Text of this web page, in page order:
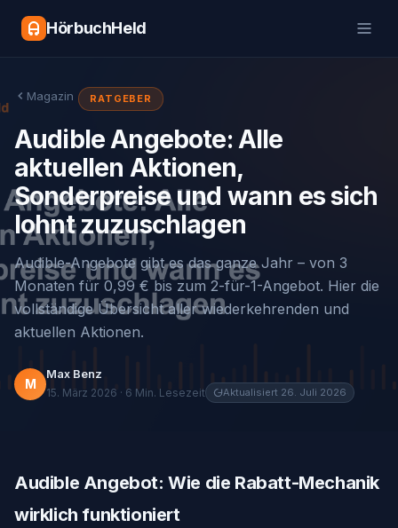
HörbuchHeld
Magazin RATGEBER
Audible Angebote: Alle
aktuellen Aktionen,
Sonderpreise und wann es sich
lohnt zuzuschlagen
Audible-Angebote gibt es das ganze Jahr – von 3
Monaten für 0,99 € bis zum 2-für-1-Angebot. Hier die
vollständige Übersicht aller wiederkehrenden und
aktuellen Aktionen.
M
Max Benz
15. März 2026 · 6 Min. Lesezeit Aktualisiert 26. Juli 2026
Audible Angebot: Wie die Rabatt-Mechanik
wirklich funktioniert